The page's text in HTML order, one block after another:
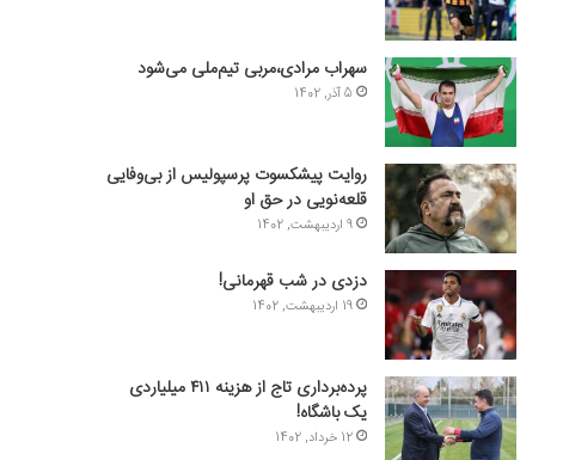
سهراب مرادی،مربی تیم‌ملی می‌شود
5 آذر, 1402
روایت پیشکسوت پرسپولیس از بی‌وفایی
قلعه‌نویی در حق او
9 اردیبهشت, 1402
دزدی در شب قهرمانی!
19 اردیبهشت, 1402
پرده‌برداری تاج از هزینه ۴۱۱ میلیاردی
یک باشگاه!
12 خرداد, 1402